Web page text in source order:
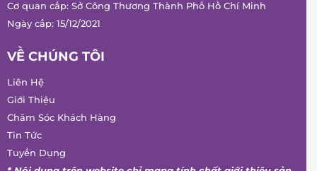
Cơ quan cấp: Sở Công Thương Thành Phố Hồ Chí Minh
Ngày cấp: 15/12/2021
VỀ CHÚNG TÔI
Liên Hệ
Giới Thiệu
Chăm Sóc Khách Hàng
Tin Tức
Tuyển Dụng